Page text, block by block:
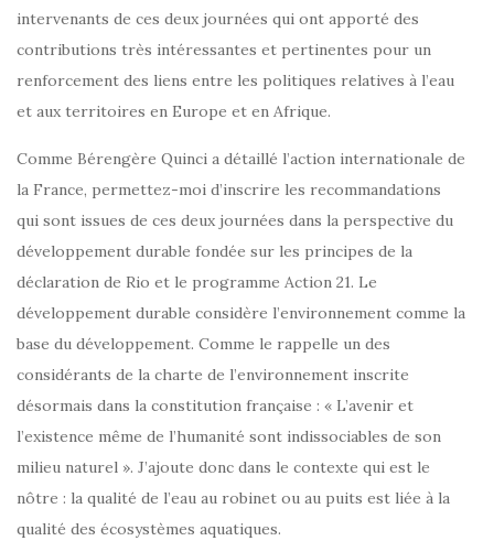
intervenants de ces deux journées qui ont apporté des
contributions très intéressantes et pertinentes pour un
renforcement des liens entre les politiques relatives à l’eau
et aux territoires en Europe et en Afrique.
Comme Bérengère Quinci a détaillé l’action internationale de
la France, permettez-moi d’inscrire les recommandations
qui sont issues de ces deux journées dans la perspective du
développement durable fondée sur les principes de la
déclaration de Rio et le programme Action 21. Le
développement durable considère l’environnement comme la
base du développement. Comme le rappelle un des
considérants de la charte de l’environnement inscrite
désormais dans la constitution française : « L’avenir et
l’existence même de l’humanité sont indissociables de son
milieu naturel ». J’ajoute donc dans le contexte qui est le
nôtre : la qualité de l’eau au robinet ou au puits est liée à la
qualité des écosystèmes aquatiques.